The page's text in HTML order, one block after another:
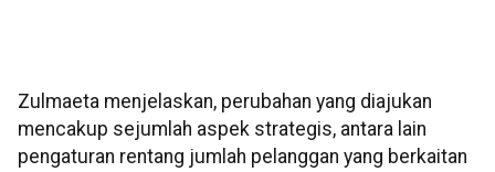
Zulmaeta menjelaskan, perubahan yang diajukan
mencakup sejumlah aspek strategis, antara lain
pengaturan rentang jumlah pelanggan yang berkaitan